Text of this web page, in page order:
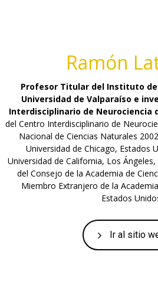
Ramón
Profesor Titular del Instituto
Universidad de Valparaíso e
Interdisciplinario de Neurociencia
del Centro Interdisciplinario de
Nacional de Ciencias Naturales
Universidad de Chicago, Estados
Universidad de California, Los
del Consejo de la Academia de
Miembro Extranjero de la
Estados
Ir al sitio